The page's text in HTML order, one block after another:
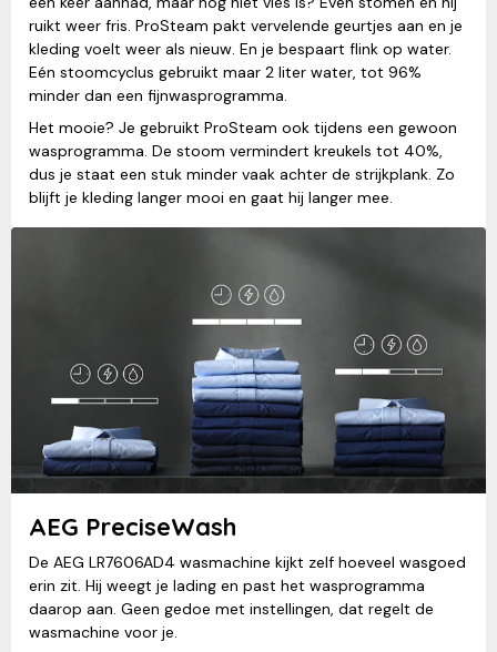
ruikt weer fris. ProSteam pakt vervelende geurtjes aan en je
kleding voelt weer als nieuw. En je bespaart flink op water.
Eén stoomcyclus gebruikt maar 2 liter water, tot 96%
minder dan een fijnwasprogramma.
Het mooie? Je gebruikt ProSteam ook tijdens een gewoon
wasprogramma. De stoom vermindert kreukels tot 40%,
dus je staat een stuk minder vaak achter de strijkplank. Zo
blijft je kleding langer mooi en gaat hij langer mee.
AEG PreciseWash
De AEG LR7606AD4 wasmachine kijkt zelf hoeveel wasgoed
erin zit. Hij weegt je lading en past het wasprogramma
daarop aan. Geen gedoe met instellingen, dat regelt de
wasmachine voor je.